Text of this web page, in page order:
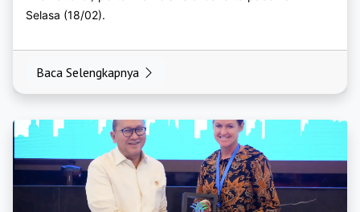
https://bkpmsumenep.org
https://bkpmtuban.org
https://bkpmtulungagung.org
https://bkpmbatu.org
https://bkpmblitar.com
Selasa (18/02).
Baca Selengkapnya